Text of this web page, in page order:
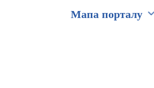
Мапа порталу